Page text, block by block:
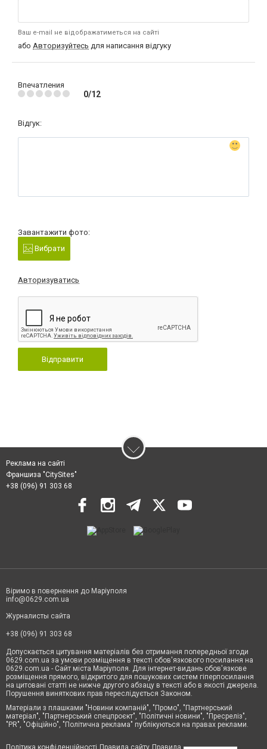
Ваш e-mail не відображатиметься на сайті
або Авторизуйтесь для написання відгуку
Впечатления
0/12
Відгук:
Завантажити фото:
Вибрати
Авторизуватись
Відправити
Реклама на сайті
Франшиза "CitySites"
+38 (096) 91 303 68
Віримо в повернення до Маріуполя
info@0629.com.ua
Журналисты сайта
+38 (096) 91 303 68
Допускається цитування матеріалів без отримання попередньої згоди
0629.com.ua за умови розміщення в тексті обов'язкового посилання на
0629.com.ua - Сайт міста Маріуполя. Для інтернет-видань обов'язкове
розміщення прямого, відкритого для пошукових систем гіперпосилання
на цитовані статті не нижче другого абзацу в тексті або в якості джерела.
Порушення виняткових прав переслідується Законом.
Матеріали з плашками "Новини компаній", "Промо", "Партнерський
матеріал", "Партнерський спецпроєкт", "Політичні новини", "Пресреліз",
"PR", "Офіційно", "Політична реклама" публікуються на правах реклами.
Політика конфіденційності Правила сайту Правила